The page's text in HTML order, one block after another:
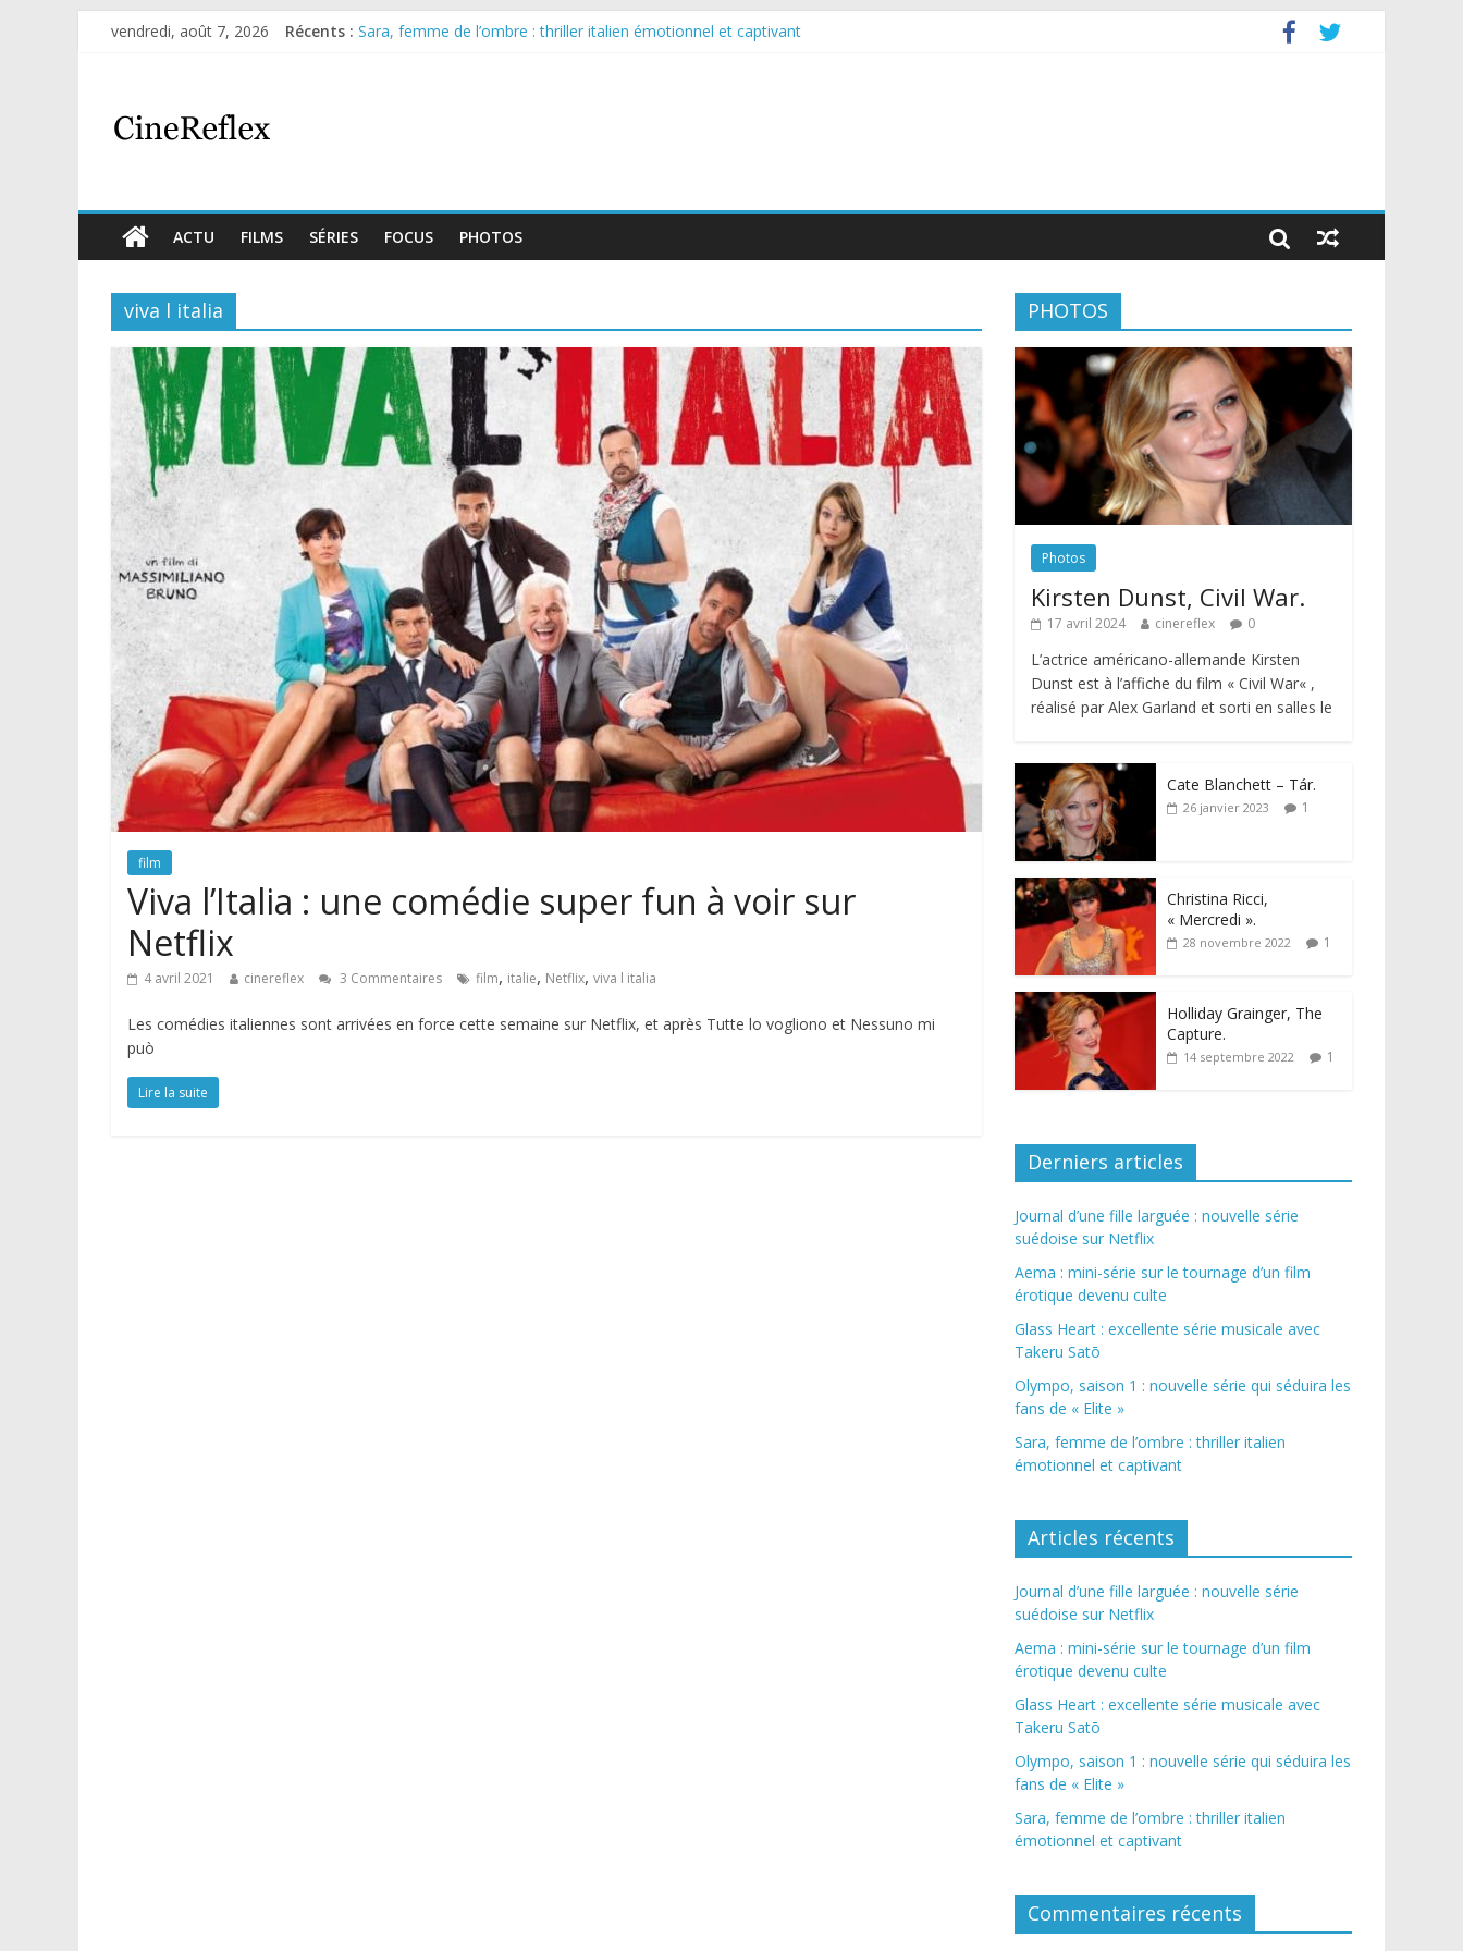
vendredi, août 7, 2026 Récents : Sara, femme de l’ombre : thriller italien émotionnel et captivant
ACTU FILMS SÉRIES FOCUS PHOTOS
viva l italia
film
Viva l’Italia : une comédie super fun à voir sur
Netflix
4 avril 2021 cinereflex 3 Commentaires film, italie, Netflix, viva l italia
Les comédies italiennes sont arrivées en force cette semaine sur Netflix, et après Tutte lo vogliono et Nessuno mi
può
Lire la suite
PHOTOS
Photos
Kirsten Dunst, Civil War.
17 avril 2024 cinereflex 0
L’actrice américano-allemande Kirsten
Dunst est à l’affiche du film « Civil War« ,
réalisé par Alex Garland et sorti en salles le
Cate Blanchett – Tár.
26 janvier 2023 1
Christina Ricci,
« Mercredi ».
28 novembre 2022 1
Holliday Grainger, The
Capture.
14 septembre 2022 1
Derniers articles
Journal d’une fille larguée : nouvelle série
suédoise sur Netflix
Aema : mini-série sur le tournage d’un film
érotique devenu culte
Glass Heart : excellente série musicale avec
Takeru Satō
Olympo, saison 1 : nouvelle série qui séduira les
fans de « Elite »
Sara, femme de l’ombre : thriller italien
émotionnel et captivant
Articles récents
Journal d’une fille larguée : nouvelle série
suédoise sur Netflix
Aema : mini-série sur le tournage d’un film
érotique devenu culte
Glass Heart : excellente série musicale avec
Takeru Satō
Olympo, saison 1 : nouvelle série qui séduira les
fans de « Elite »
Sara, femme de l’ombre : thriller italien
émotionnel et captivant
Commentaires récents